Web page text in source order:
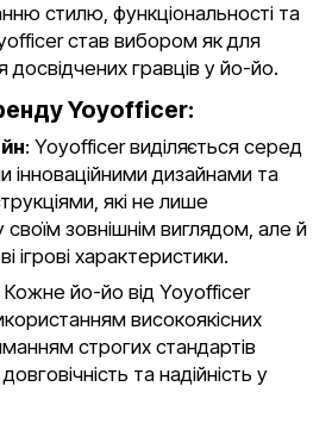
стилю, функціональності та
став вибором як для
досвідчених гравців у йо-йо.
Yoyofficer:
: Yoyofficer виділяється серед
інноваційними дизайнами та
які не лише
зовнішнім виглядом, але й
ігрові характеристики.
Кожне йо-йо від Yoyofficer
високоякісних
строгих стандартів
та надійність у